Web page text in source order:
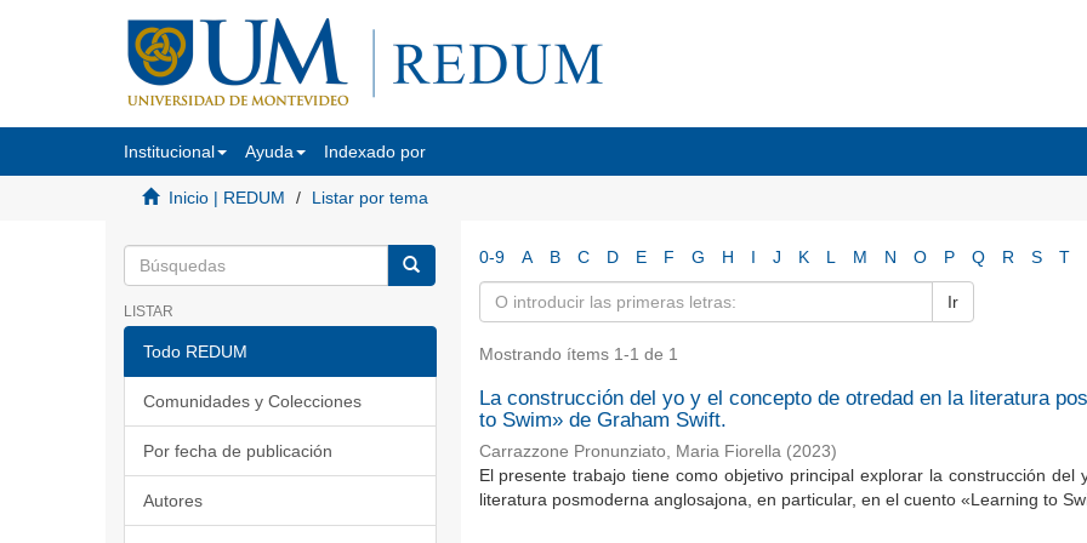
Institucional Ayuda Indexado por
Inicio | REDUM Listar por tema
LISTAR
Todo REDUM
Comunidades y Colecciones
Por fecha de publicación
Autores
0-9 A B C D E F G H I J K L M N O P Q R S T
Ir
Mostrando ítems 1-1 de 1
La construcción del yo y el concepto de otredad en la literatura
to Swim» de Graham Swift.
Carrazzone Pronunziato, Maria Fiorella (2023)
El presente trabajo tiene como objetivo principal explorar la construcción
literatura posmoderna anglosajona, en particular, en el cuento «Learning to